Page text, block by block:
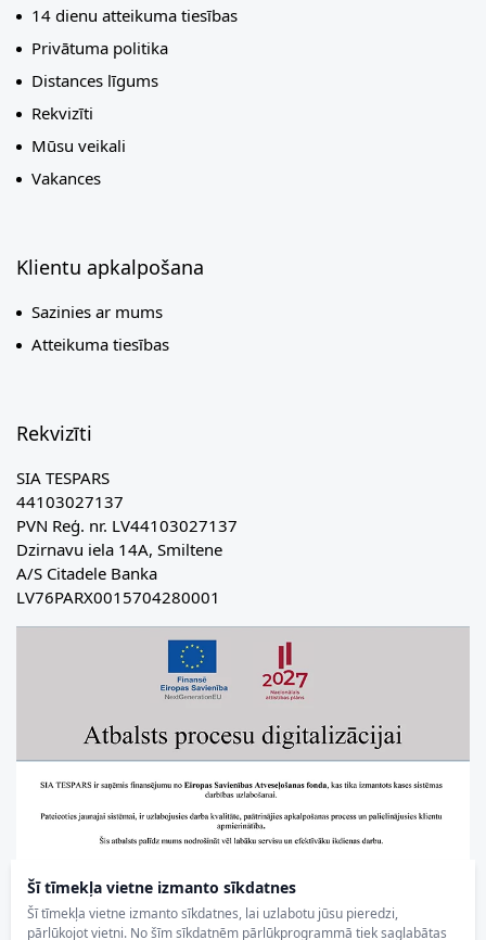
Šī tīmekļa vietne izmanto sīkdatnes
Šī tīmekļa vietne izmanto sīkdatnes, lai uzlabotu jūsu pieredzi,
pārlūkojot vietni. No šīm sīkdatnēm pārlūkprogrammā tiek saglabātas
14 dienu atteikuma tiesības
Privātuma politika
Distances līgums
Rekvizīti
Mūsu veikali
Vakances
Klientu apkalpošana
Sazinies ar mums
Atteikuma tiesības
Rekvizīti
SIA TESPARS
44103027137
PVN Reģ. nr. LV44103027137
Dzirnavu iela 14A, Smiltene
A/S Citadele Banka
LV76PARX0015704280001